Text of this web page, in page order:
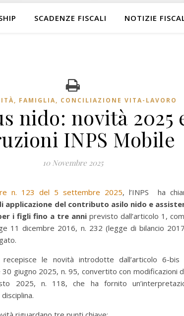
SCADENZE FISCALI NOTIZIE
FAMIGLIA, CONCILIAZIONE VITA-LAVORO
nido: novità 2025
INPS Mobile
10 Novembre 2025
n. 123 del 5 settembre 2025, l’INPS ha
applicazione del contributo asilo nido e
i figli fino a tre anni previsto dall’articolo 1,
11 dicembre 2016, n. 232 (legge di bilancio
le novità introdotte dall’articolo 6-bis
giugno 2025, n. 95, convertito con modificazioni
2025, n. 118, che ha fornito